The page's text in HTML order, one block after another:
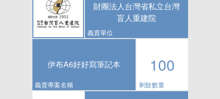
財團法人台灣省私立台灣
盲人重建院
義賣單位
伊布A6好好寫筆記本
義賣專案名稱
100
剩餘數量